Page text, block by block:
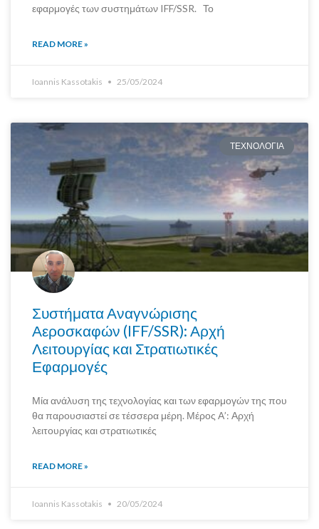
εφαρμογές των συστημάτων IFF/SSR. Το
READ MORE »
Ioannis Kassotakis 25/05/2024
ΤΕΧΝΟΛΟΓΙΑ
Συστήματα Αναγνώρισης
Αεροσκαφών (IFF/SSR): Αρχή
Λειτουργίας και Στρατιωτικές
Εφαρμογές
Μία ανάλυση της τεχνολογίας και των εφαρμογών της που
θα παρουσιαστεί σε τέσσερα μέρη. Μέρος Α’: Αρχή
λειτουργίας και στρατιωτικές
READ MORE »
Ioannis Kassotakis 20/05/2024